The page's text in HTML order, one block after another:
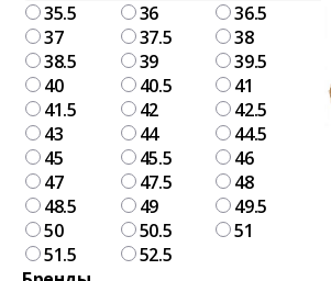
35.5 36
36.5
37
37.5
38
38.5
39
39.5
40
40.5
41
41.5
42
42.5
43
44
44.5
45
45.5
46
47
47.5
48
48.5
49
49.5
50
50.5
51
51.5
52.5